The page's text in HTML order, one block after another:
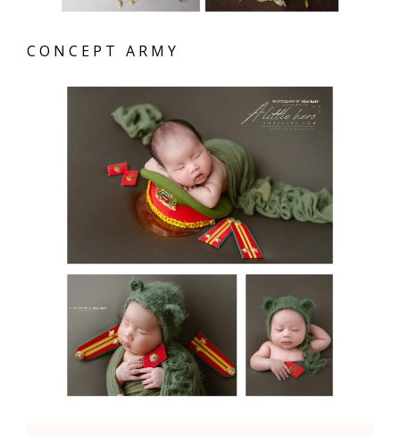
CONCEPT ARMY